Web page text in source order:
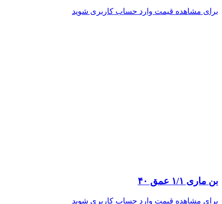
برای مشاهده قیمت وارد حساب کاربری شوید
بن ماری ۱/۱ عمق ۴۰
برای مشاهده قیمت وارد حساب کاربری شوید